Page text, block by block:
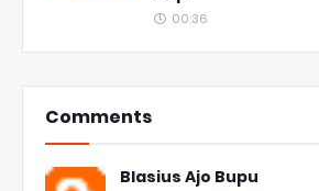
00:36
Comments
Blasius Ajo Bupu